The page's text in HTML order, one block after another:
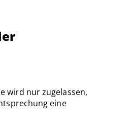
wird nur zugelassen,
eine